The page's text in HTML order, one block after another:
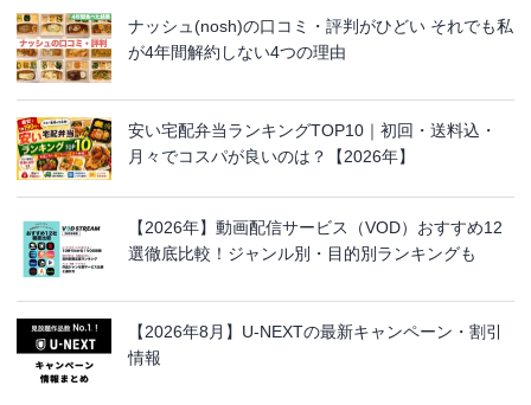
ナッシュ(nosh)の口コミ・評判がひどい それでも私
が4年間解約しない4つの理由
安い宅配弁当ランキングTOP10｜初回・送料込・
月々でコスパが良いのは？【2026年】
【2026年】動画配信サービス（VOD）おすすめ12
選徹底比較！ジャンル別・目的別ランキングも
【2026年8月】U-NEXTの最新キャンペーン・割引
情報